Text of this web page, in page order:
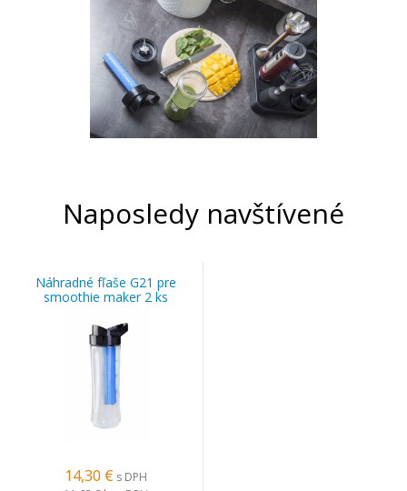
Naposledy navštívené
Náhradné fľaše G21 pre
smoothie maker 2 ks
14,30 € s DPH